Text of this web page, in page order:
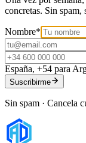
concretas. Sin spam,
Nombre*
España, +54 para
Suscribirme
Sin spam · Cancela